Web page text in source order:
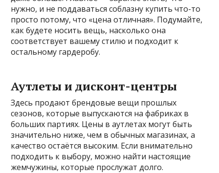
нужно, и не поддаваться соблазну купить что-то
просто потому, что «цена отличная». Подумайте,
как будете носить вещь, насколько она
соответствует вашему стилю и подходит к
остальному гардеробу.
Аутлеты и дисконт-центры
Здесь продают брендовые вещи прошлых
сезонов, которые выпускаются на фабриках в
больших партиях. Цены в аутлетах могут быть
значительно ниже, чем в обычных магазинах, а
качество остаётся высоким. Если внимательно
подходить к выбору, можно найти настоящие
жемчужины, которые прослужат долго.